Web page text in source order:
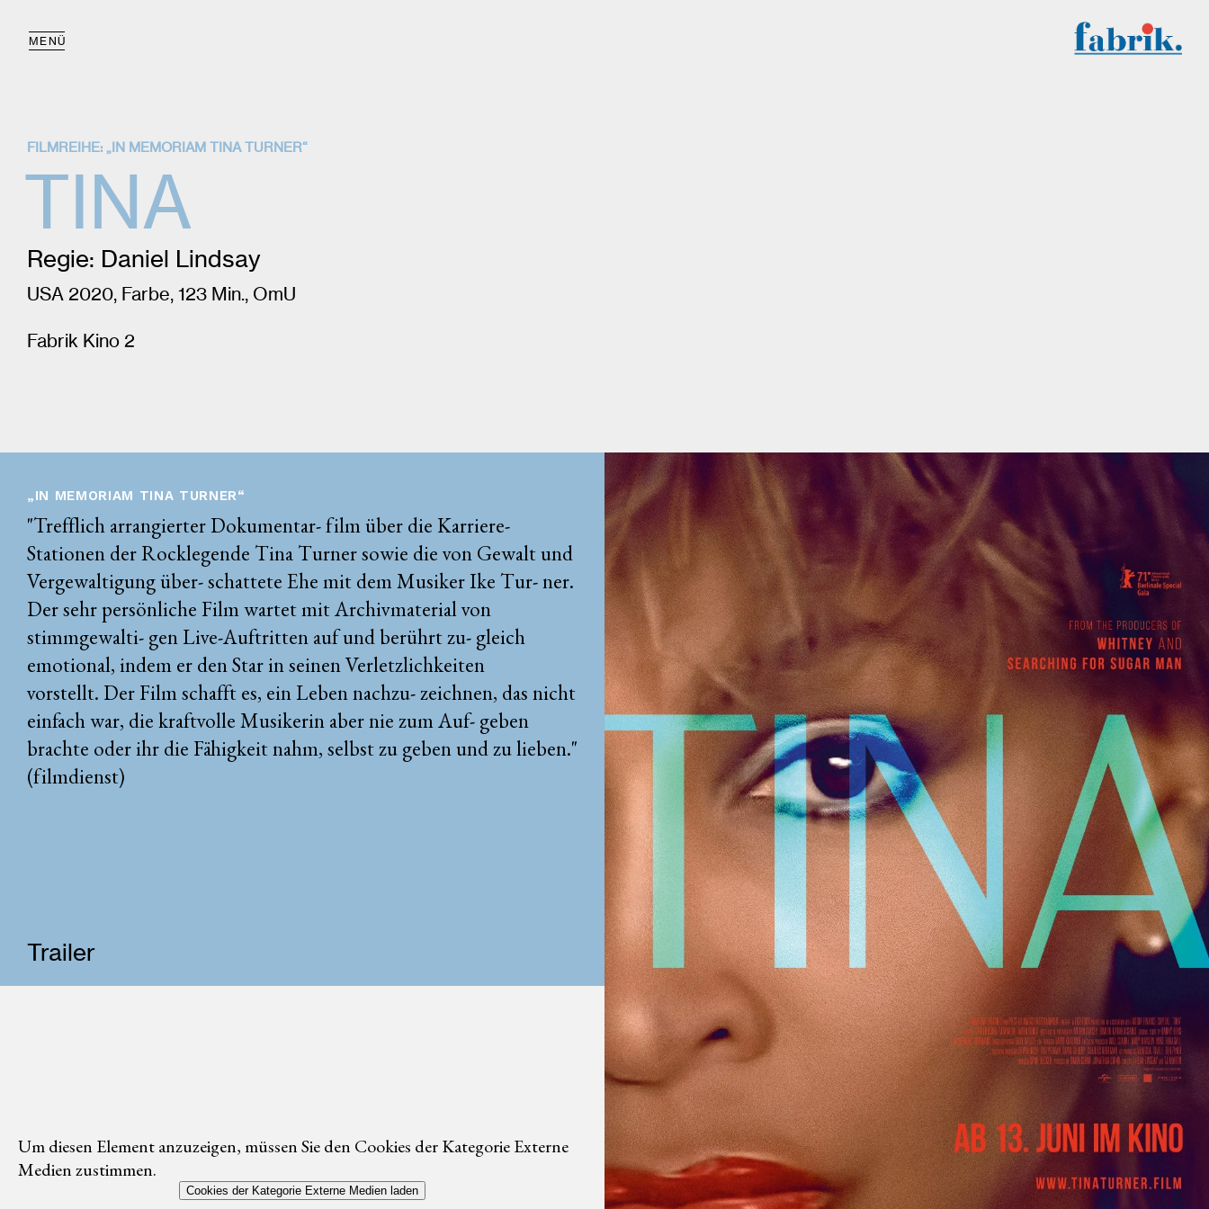
MENÜ
FILMREIHE: „IN MEMORIAM TINA TURNER“
TINA
Regie: Daniel Lindsay
USA 2020, Farbe, 123 Min., OmU
Fabrik Kino 2
„IN MEMORIAM TINA TURNER“
"Trefflich arrangierter Dokumentar- film über die Karriere-
Stationen der Rocklegende Tina Turner sowie die von Gewalt und
Vergewaltigung über- schattete Ehe mit dem Musiker Ike Tur- ner.
Der sehr persönliche Film wartet mit Archivmaterial von
stimmgewalti- gen Live-Auftritten auf und berührt zu- gleich
emotional, indem er den Star in seinen Verletzlichkeiten
vorstellt. Der Film schafft es, ein Leben nachzu- zeichnen, das nicht
einfach war, die kraftvolle Musikerin aber nie zum Auf- geben
brachte oder ihr die Fähigkeit nahm, selbst zu geben und zu lieben."
(filmdienst)
Trailer
Um diesen Element anzuzeigen, müssen Sie den Cookies der Kategorie Externe
Medien zustimmen.
Cookies der Kategorie Externe Medien laden